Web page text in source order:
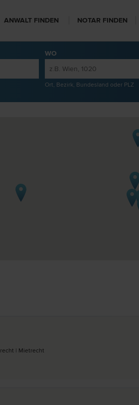
ANWALT FINDEN NOTAR FINDEN
WO
Ort, Bezirk, Bundesland oder PLZ
| Miet­recht